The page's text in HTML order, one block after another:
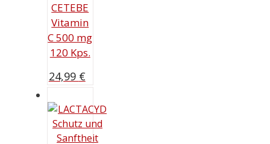
CETEBE
Vitamin
C 500 mg
120 Kps.
24,99 €